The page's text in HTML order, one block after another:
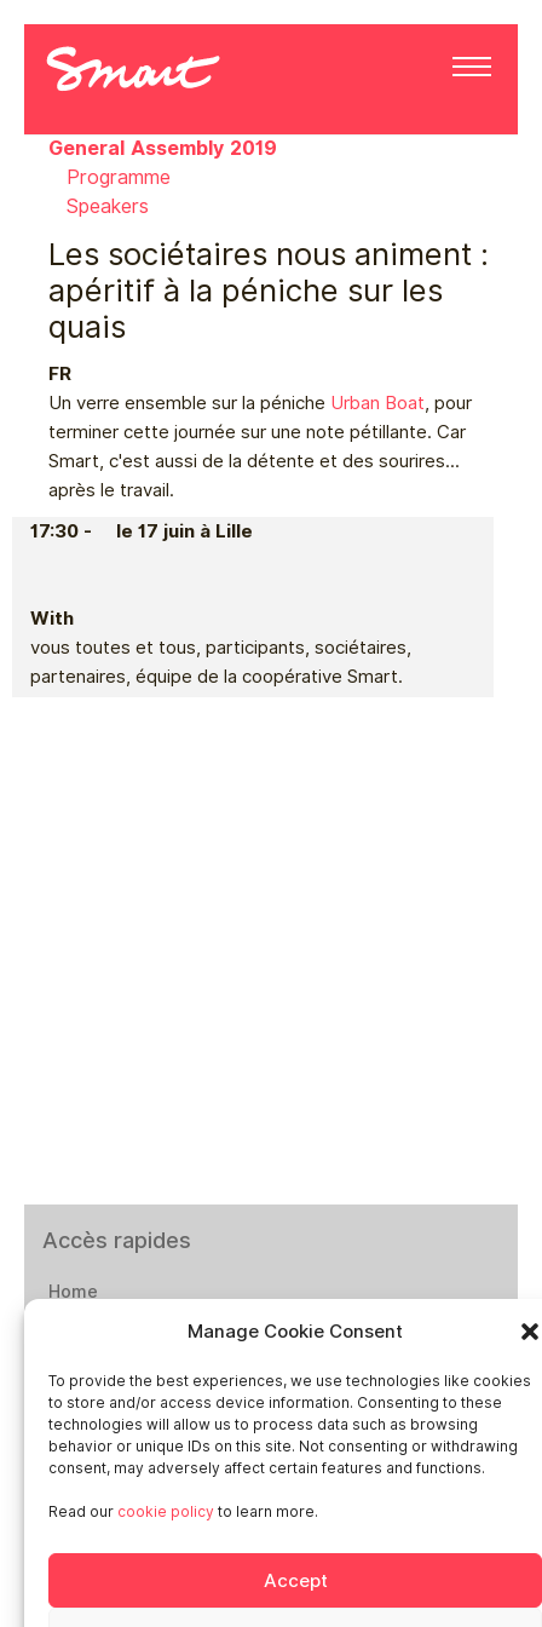
Manage Cookie Consent
To provide the best experiences, we use technologies like cookies
to store and/or access device information. Consenting to these
technologies will allow us to process data such as browsing
behavior or unique IDs on this site. Not consenting or withdrawing
consent, may adversely affect certain features and functions.
Read our cookie policy to learn more.
Accept
General Assembly 2019
Programme
Speakers
Les sociétaires nous animent :
apéritif à la péniche sur les
quais
FR
Un verre ensemble sur la péniche Urban Boat, pour
terminer cette journée sur une note pétillante. Car
Smart, c'est aussi de la détente et des sourires...
après le travail.
17:30 - le 17 juin à Lille
With
vous toutes et tous, participants, sociétaires,
partenaires, équipe de la coopérative Smart.
Accès rapides
Home
Smart in Europe
Deutschland